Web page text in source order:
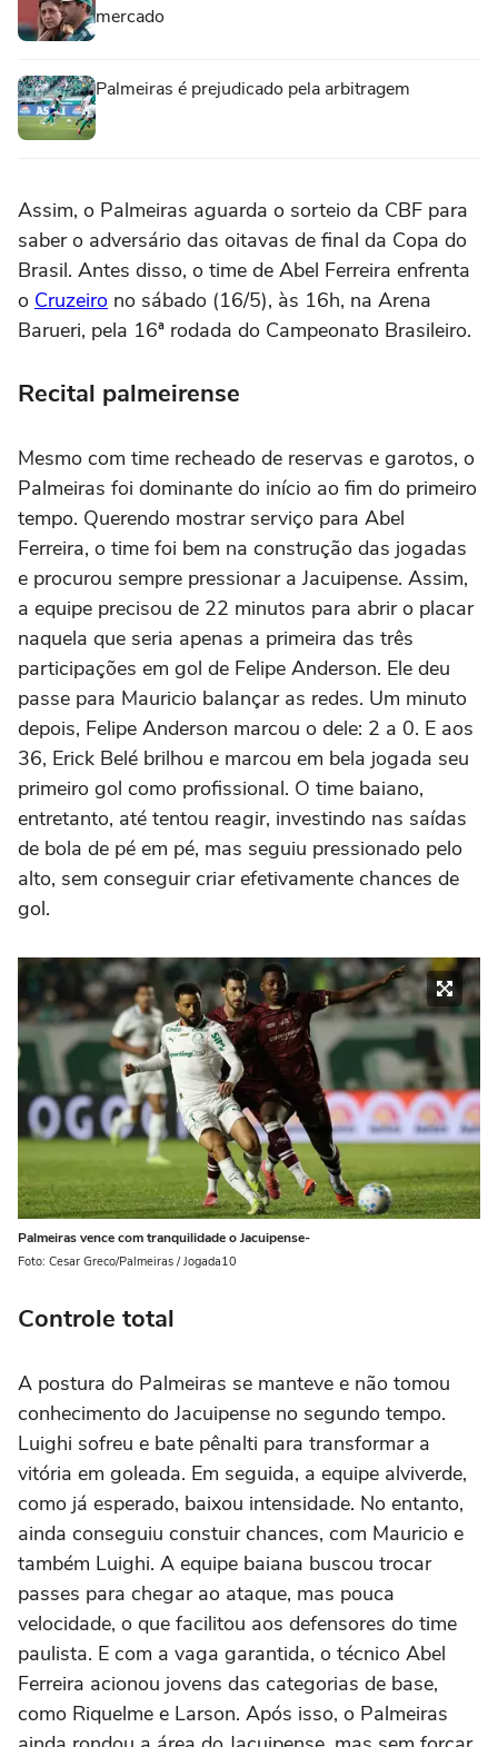
mercado
Palmeiras é prejudicado pela arbitragem
Assim, o Palmeiras aguarda o sorteio da CBF para
saber o adversário das oitavas de final da Copa do
Brasil. Antes disso, o time de Abel Ferreira enfrenta
o Cruzeiro no sábado (16/5), às 16h, na Arena
Barueri, pela 16ª rodada do Campeonato Brasileiro.
Recital palmeirense
Mesmo com time recheado de reservas e garotos, o
Palmeiras foi dominante do início ao fim do primeiro
tempo. Querendo mostrar serviço para Abel
Ferreira, o time foi bem na construção das jogadas
e procurou sempre pressionar a Jacuipense. Assim,
a equipe precisou de 22 minutos para abrir o placar
naquela que seria apenas a primeira das três
participações em gol de Felipe Anderson. Ele deu
passe para Mauricio balançar as redes. Um minuto
depois, Felipe Anderson marcou o dele: 2 a 0. E aos
36, Erick Belé brilhou e marcou em bela jogada seu
primeiro gol como profissional. O time baiano,
entretanto, até tentou reagir, investindo nas saídas
de bola de pé em pé, mas seguiu pressionado pelo
alto, sem conseguir criar efetivamente chances de
gol.
Palmeiras vence com tranquilidade o Jacuipense-
Foto: Cesar Greco/Palmeiras / Jogada10
Controle total
A postura do Palmeiras se manteve e não tomou
conhecimento do Jacuipense no segundo tempo.
Luighi sofreu e bate pênalti para transformar a
vitória em goleada. Em seguida, a equipe alviverde,
como já esperado, baixou intensidade. No entanto,
ainda conseguiu constuir chances, com Mauricio e
também Luighi. A equipe baiana buscou trocar
passes para chegar ao ataque, mas pouca
velocidade, o que facilitou aos defensores do time
paulista. E com a vaga garantida, o técnico Abel
Ferreira acionou jovens das categorias de base,
como Riquelme e Larson. Após isso, o Palmeiras